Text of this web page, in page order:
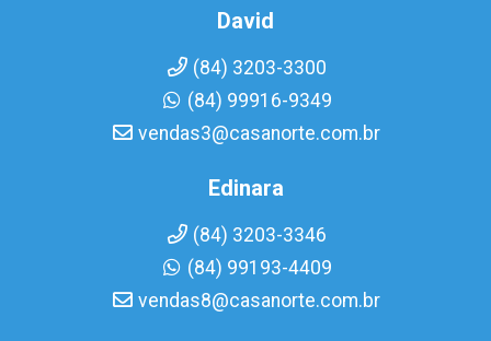
David
(84) 3203-3300
(84) 99916-9349
vendas3@casanorte.com.br
Edinara
(84) 3203-3346
(84) 99193-4409
vendas8@casanorte.com.br